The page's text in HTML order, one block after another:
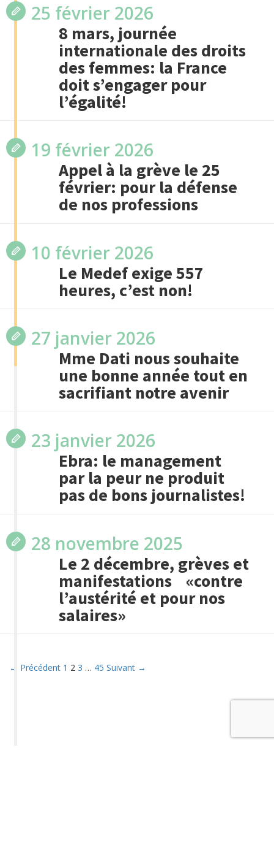
25 février 2026
8 mars, journée
internationale des droits
des femmes: la France
doit s’engager pour
l’égalité!
19 février 2026
Appel à la grève le 25
février: pour la défense
de nos professions
10 février 2026
Le Medef exige 557
heures, c’est non!
27 janvier 2026
Mme Dati nous souhaite
une bonne année tout en
sacrifiant notre avenir
23 janvier 2026
Ebra: le management
par la peur ne produit
pas de bons journalistes!
28 novembre 2025
Le 2 décembre, grèves et
manifestations «contre
l’austérité et pour nos
salaires»
← Précédent 1 2 3 … 45 Suivant →